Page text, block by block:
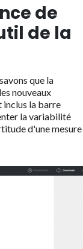
de
de la
que la
nouveaux
inclus la barre
la variabilité
d'une mesure